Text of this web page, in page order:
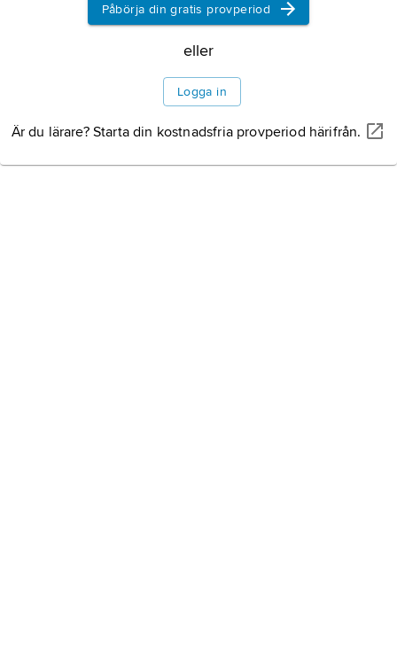
Påbörja din gratis provperiod
eller
Logga in
Är du lärare? Starta din kostnadsfria provperiod härifrån.